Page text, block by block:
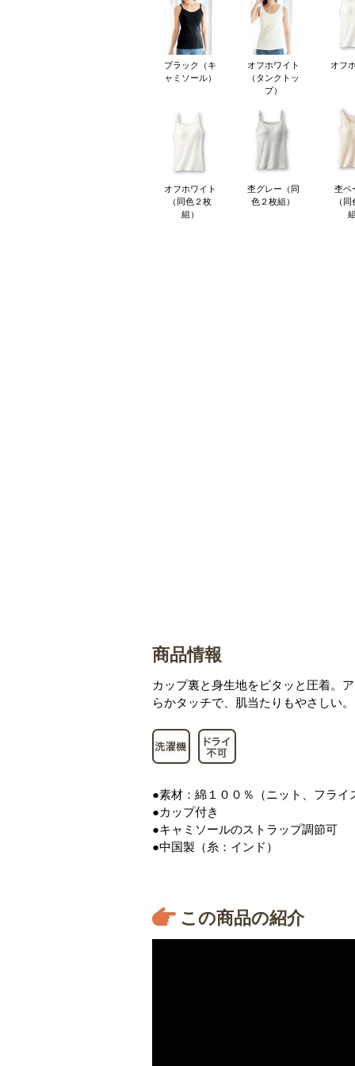
ブラック（キ
ャミソール）
オフホワイト
（タンクトッ
プ）
オフ
オフホワイト
（同色２枚
組）
杢グレー（同
色２枚組）
杢ベ
（
商品情報
カップ裏と身生地をピタッと圧着。
らかタッチで、肌当たりもやさしい。
●素材：綿１００％（ニット、フライ
●カップ付き
●キャミソールのストラップ調節可
●中国製（糸：インド）
この商品の紹介